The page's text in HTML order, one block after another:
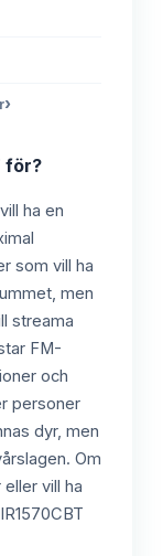
›
för?
ha en
som vill ha
men
streama
FM-
och
personer
dyr, men
Om
vill ha